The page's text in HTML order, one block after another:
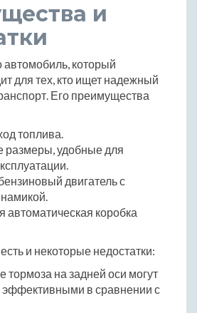
и
автомобиль, который
для тех, кто ищет надежный
Его преимущества
топлива.
размеры, удобные для
двигатель с
автоматическая коробка
и некоторые недостатки:
тормоза на задней оси могут
в сравнении с